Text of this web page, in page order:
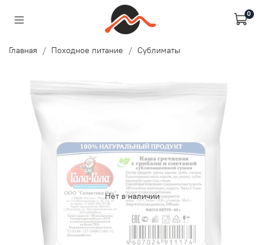
0
Главная Походное питание Сублиматы
Нет в наличии